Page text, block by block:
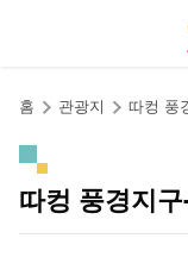
홈 관광지 따컹 풍
따컹 풍경지